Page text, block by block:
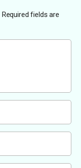
Required fields are